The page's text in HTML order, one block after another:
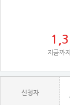
지금까
신청자